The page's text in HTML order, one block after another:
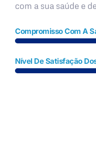
com a sua saúde e
Compromisso Com A
Nível De Satisfação